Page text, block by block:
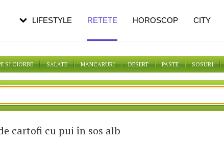
SI CIORBE SALATE MANCARURI DESERT PASTE SOSURI
cartofi cu pui în sos alb
LIFESTYLE RETETE HOROSCOP CITY